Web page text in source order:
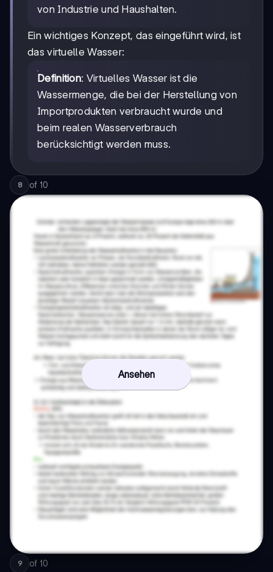
von Industrie und Haushalten.
Ein wichtiges Konzept, das eingeführt wird, ist
das virtuelle Wasser:
Definition: Virtuelles Wasser ist die
Wassermenge, die bei der Herstellung von
Importprodukten verbraucht wurde und
beim realen Wasserverbrauch
berücksichtigt werden muss.
8 of 10
Ansehen
9 of 10